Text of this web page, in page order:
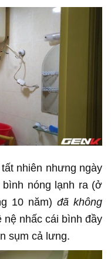
nhiên nhưng ngày
nóng lạnh ra (ở
10 năm) đã không
nhấc cái bình đầy
sụm cả lưng.